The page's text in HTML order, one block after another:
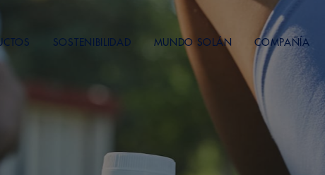
SOSTENIBILIDAD MUNDO SOLÁN COMPAÑÍA